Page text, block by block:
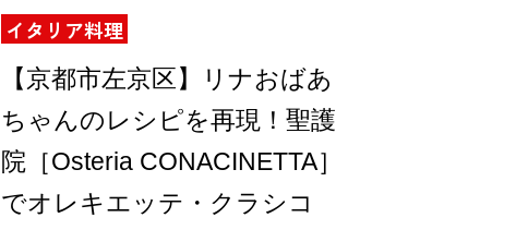
イタリア料理
【京都市左京区】リナおばあ
ちゃんのレシピを再現！聖護
院［Osteria CONACINETTA］
でオレキエッテ・クラシコ